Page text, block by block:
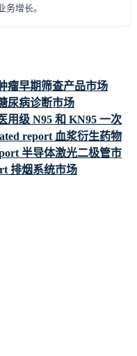
增长。
瘤早期筛查产品市场
尿病诊断市场
用级 N95 和 KN95 一次
血浆衍生药物
半导体激光二极管市
排烟系统市场